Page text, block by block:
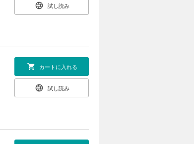
試し読み
カートに入れる
試し読み